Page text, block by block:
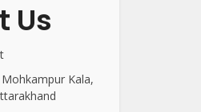
Us
Kala,